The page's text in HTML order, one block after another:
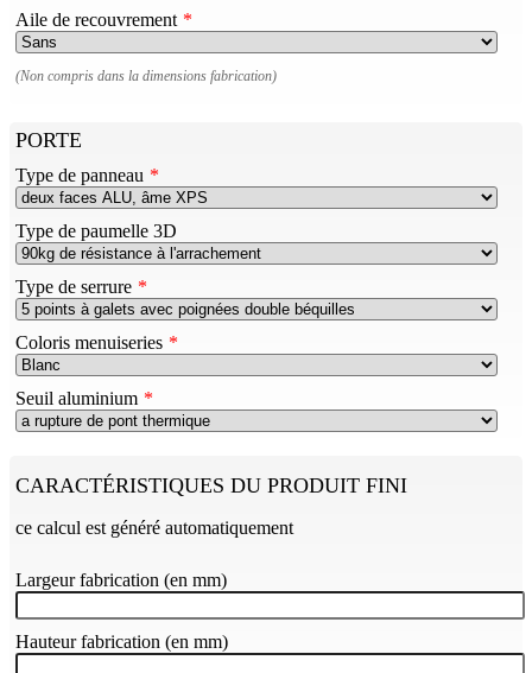
Aile de recouvrement
(Non compris dans la dimensions fabrication)
PORTE
Type de panneau
Type de paumelle 3D
Type de serrure
Coloris menuiseries
Seuil aluminium
CARACTÉRISTIQUES DU PRODUIT FINI
ce calcul est généré automatiquement
Largeur fabrication (en mm)
Hauteur fabrication (en mm)